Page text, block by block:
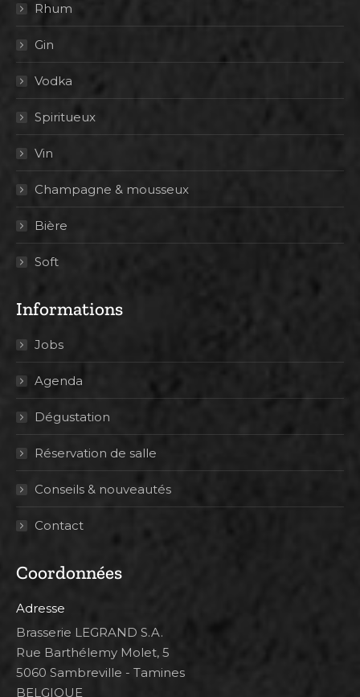
Rhum
Gin
Vodka
Spiritueux
Vin
Champagne & mousseux
Bière
Soft
Informations
Jobs
Agenda
Dégustation
Réservation de salle
Conseils & nouveautés
Contact
Coordonnées
Adresse
Brasserie LEGRAND S.A.
Rue Barthélemy Molet, 5
5060 Sambreville - Tamines
BELGIQUE